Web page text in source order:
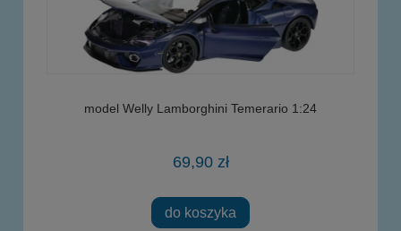
model Welly Lamborghini Temerario 1:24
69,90 zł
do koszyka